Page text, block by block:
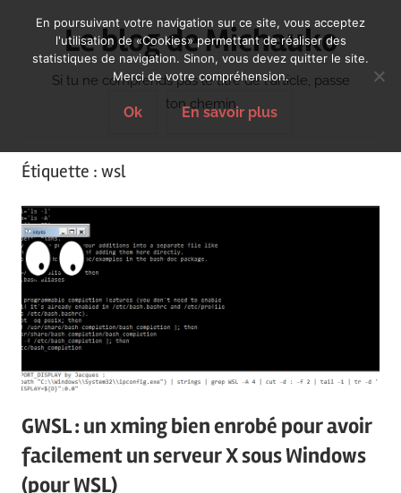
content
Le blog de Michauko
Si tu ne comprends pas le titre de l'article, passe
ton chemin
Étiquette : wsl
GWSL : un xming bien enrobé pour avoir
facilement un serveur X sous Windows
(pour WSL)
En poursuivant votre navigation sur ce site, vous acceptez
l'utilisation de «Cookies» permettant de réaliser des
statistiques de navigation. Sinon, vous devez quitter le site.
Merci de votre compréhension.
Ok En savoir plus